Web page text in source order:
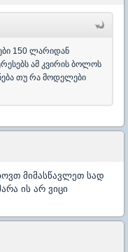
150 ლარიდან
ამ კვირის ბოლოს
თუ რა მოდელები
მიმასწავლეთ სად
ის არ ვიცი